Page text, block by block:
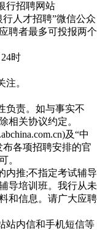
行招聘网站
行人才招聘”微信公众
聘者最多可投报两个
时
。
责。如与事实不
相关协议约定。
及“中
各项招聘安排的官
。
推;不指定考试辅导
导培训班。我行从未
和信息。请广大应聘
内信和手机短信等